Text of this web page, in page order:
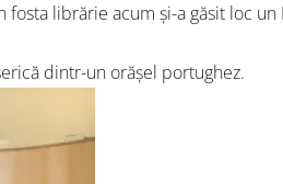
fosta librărie acum și-a găsit loc
dintr-un orășel portughez.